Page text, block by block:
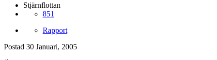
Stjärnflottan
851
Rapport
Postad 30 Januari, 2005